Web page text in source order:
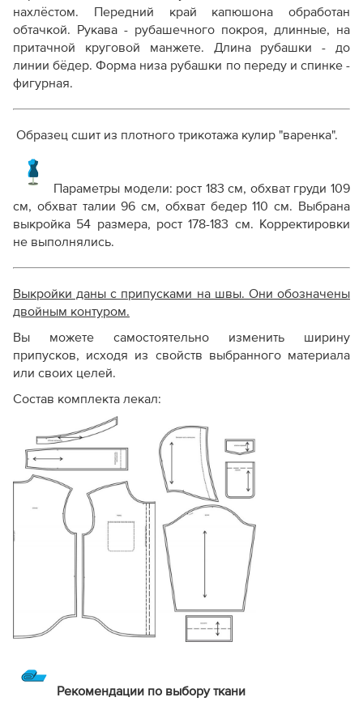
нахлёстом. Передний край капюшона обработан
обтачкой.
Рукава - рубашечного покроя, длинные, на
притачной круговой манжете. Длина рубашки - до
линии бёдер. Форма низа рубашки по переду и спинке -
фигурная.
Образец сшит из плотного трикотажа кулир "варенка".
Параметры модели: рост 183 см, обхват груди 109
см, обхват талии 96 см, обхват бедер 110 см. Выбрана
выкройка 54 размера, рост 178-183 см. Корректировки
не выполнялись.
Выкройки даны с припусками на швы. Они обозначены
двойным контуром.
Вы можете самостоятельно изменить ширину
припусков, исходя из свойств выбранного материала
или своих целей.
Состав комплекта лекал:
Рекомендации по выбору ткани